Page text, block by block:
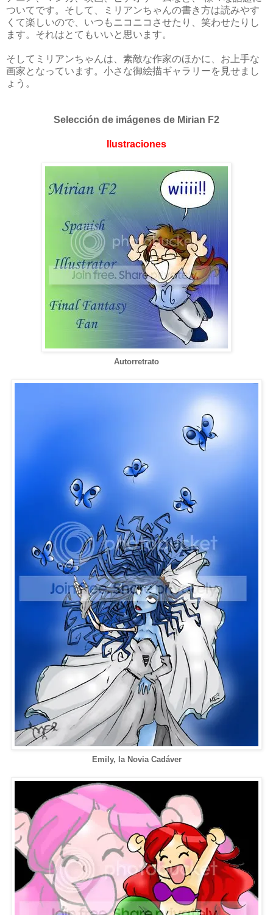
ついてです。そして、ミリアンちゃんの書き方は読みやす
くて楽しいので、いつもニコニコさせたり、笑わせたりし
ます。それはとてもいいと思います。
そしてミリアンちゃんは、素敵な作家のほかに、お上手な
画家となっています。小さな御絵描ギャラリーを見せまし
ょう。
Selección de imágenes de Mirian F2
Ilustraciones
Autorretrato
Emily, la Novia Cadáver